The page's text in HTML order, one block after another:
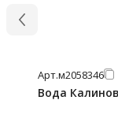
Арт.м2058346
Вода